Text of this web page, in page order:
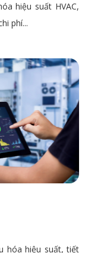
hiệu suất HVAC,
phí...
hóa hiệu suất, tiết